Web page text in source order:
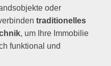
oder
traditionelles
, um Ihre Immobilie
funktional und